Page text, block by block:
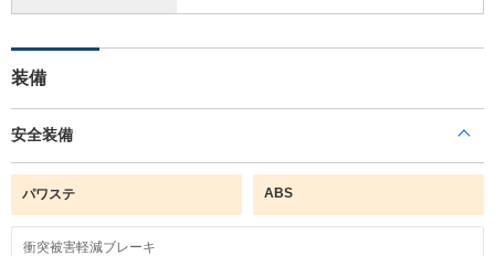
装備
安全装備
パワステ ABS
衝突被害軽減ブレーキ